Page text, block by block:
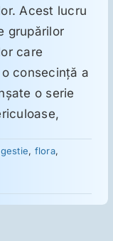
Acest lucru
grupărilor
care
consecinţă a
o serie
, flora,